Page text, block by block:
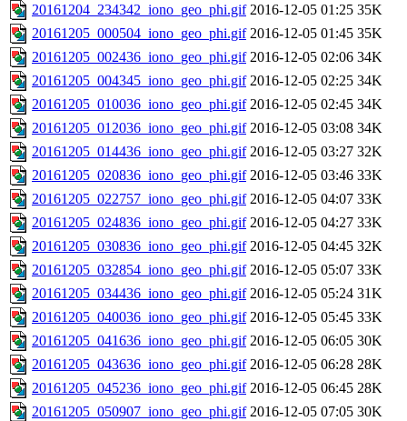
20161204_234342_iono_geo_phi.gif 2016-12-05 01:25 35K
20161205_000504_iono_geo_phi.gif 2016-12-05 01:45 35K
20161205_002436_iono_geo_phi.gif 2016-12-05 02:06 34K
20161205_004345_iono_geo_phi.gif 2016-12-05 02:25 34K
20161205_010036_iono_geo_phi.gif 2016-12-05 02:45 34K
20161205_012036_iono_geo_phi.gif 2016-12-05 03:08 34K
20161205_014436_iono_geo_phi.gif 2016-12-05 03:27 32K
20161205_020836_iono_geo_phi.gif 2016-12-05 03:46 33K
20161205_022757_iono_geo_phi.gif 2016-12-05 04:07 33K
20161205_024836_iono_geo_phi.gif 2016-12-05 04:27 33K
20161205_030836_iono_geo_phi.gif 2016-12-05 04:45 32K
20161205_032854_iono_geo_phi.gif 2016-12-05 05:07 33K
20161205_034436_iono_geo_phi.gif 2016-12-05 05:24 31K
20161205_040036_iono_geo_phi.gif 2016-12-05 05:45 33K
20161205_041636_iono_geo_phi.gif 2016-12-05 06:05 30K
20161205_043636_iono_geo_phi.gif 2016-12-05 06:28 28K
20161205_045236_iono_geo_phi.gif 2016-12-05 06:45 28K
20161205_050907_iono_geo_phi.gif 2016-12-05 07:05 30K